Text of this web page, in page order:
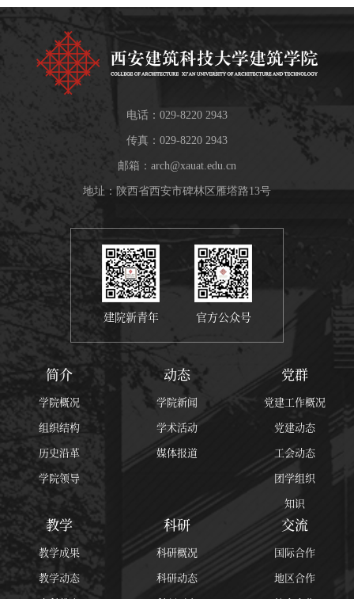
电话：029-8220 2943
传真：029-8220 2943
邮箱： arch@xauat.edu.cn
地址：陕西省西安市碑林区雁塔路13号
建院新青年 官方公众号
简介
学院概况
组织结构
历史沿革
学院领导
动态
学院新闻
学术活动
媒体报道
党群
党建工作概况
党建动态
工会动态
团学组织
知识
教学
教学成果
教学动态
科研
科研概况
科研动态
交流
国际合作
地区合作